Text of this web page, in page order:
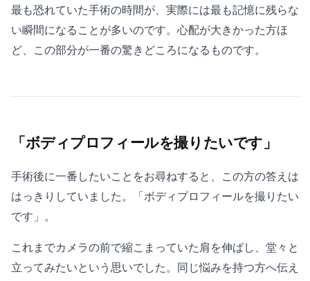
最も恐れていた手術の時間が、実際には最も記憶に残らな
い瞬間になることが多いのです。心配が大きかった方ほ
ど、この部分が一番の驚きどころになるものです。
「ボディプロフィールを撮りたいです」
手術後に一番したいことをお尋ねすると、この方の答えは
はっきりしていました。「ボディプロフィールを撮りたい
です」。
これまでカメラの前で縮こまっていた肩を伸ばし、堂々と
立ってみたいという思いでした。同じ悩みを持つ方へ伝え